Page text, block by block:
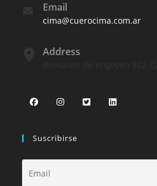
Email
cima@cuerocima.com.ar
Address
Suscribirse